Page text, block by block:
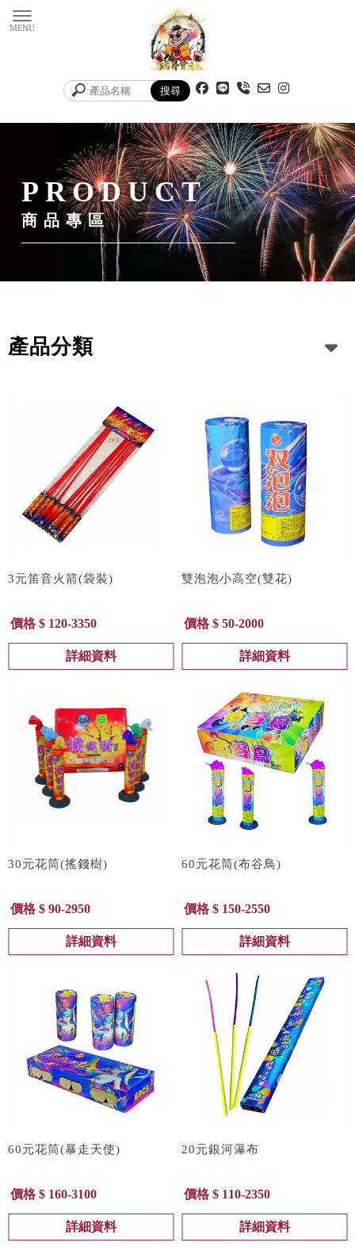
商品專區
產品分類
3元笛音火箭(袋裝)
價格 $ 120-3350
詳細資料
雙泡泡小高空(雙花)
價格 $ 50-2000
詳細資料
30元花筒(搖錢樹)
價格 $ 90-2950
詳細資料
60元花筒(布谷鳥)
價格 $ 150-2550
詳細資料
60元花筒(暴走天使)
價格 $ 160-3100
詳細資料
20元銀河瀑布
價格 $ 110-2350
詳細資料